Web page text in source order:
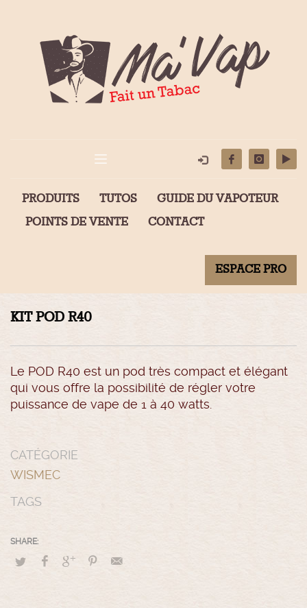
PRODUITS TUTOS
GUIDE DU VAPOTEUR
POINTS DE VENTE
CONTACT
ESPACE PRO
KIT POD R40
Le POD R40 est un pod très compact et élégant
qui vous offre la possibilité de régler votre
puissance de vape de 1 à 40 watts.
CATÉGORIE
WISMEC
TAGS